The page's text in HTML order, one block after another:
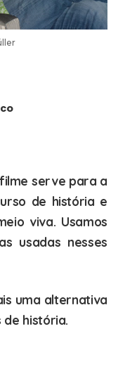
serve para a
de história e
viva. Usamos
usadas nesses
uma alternativa
história.